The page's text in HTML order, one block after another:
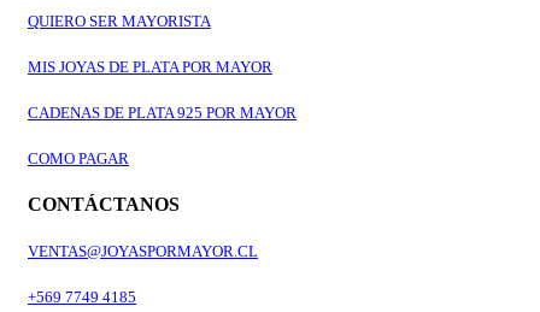
QUIERO SER MAYORISTA
MIS JOYAS DE PLATA POR MAYOR
CADENAS DE PLATA 925 POR MAYOR
COMO PAGAR
CONTÁCTANOS
VENTAS@JOYASPORMAYOR.CL
+569 7749 4185